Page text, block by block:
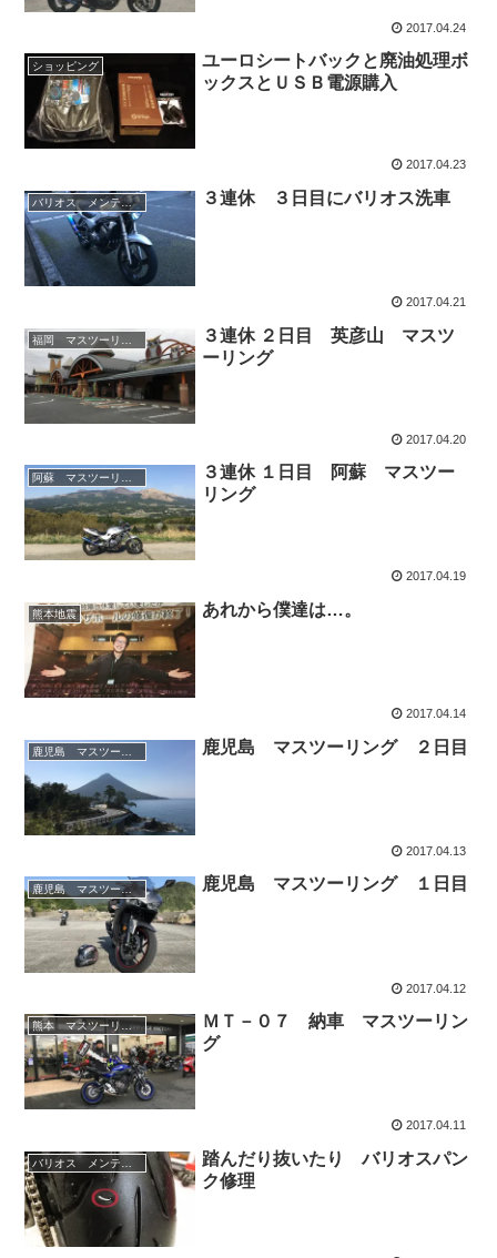
2017.04.24
ショッピング
ユーロシートバックと廃油処理ボ
ックスとＵＳＢ電源購入
2017.04.23
バリオス メンテナンス ３連休 ３日目にバリオス洗車
2017.04.21
３連休 ２日目 英彦山 マスツ
ーリング
2017.04.20
３連休 １日目 阿蘇 マスツー
リング
2017.04.19
熊本地震 あれから僕達は…。
2017.04.14
鹿児島 マスツーリング ２日目
2017.04.13
鹿児島 マスツーリング 鹿児島 マスツーリング １日目
2017.04.12
熊本 マスツーリング
ＭＴ－０７ 納車 マスツーリン
グ
2017.04.11
踏んだり抜いたり バリオスパン
ク修理